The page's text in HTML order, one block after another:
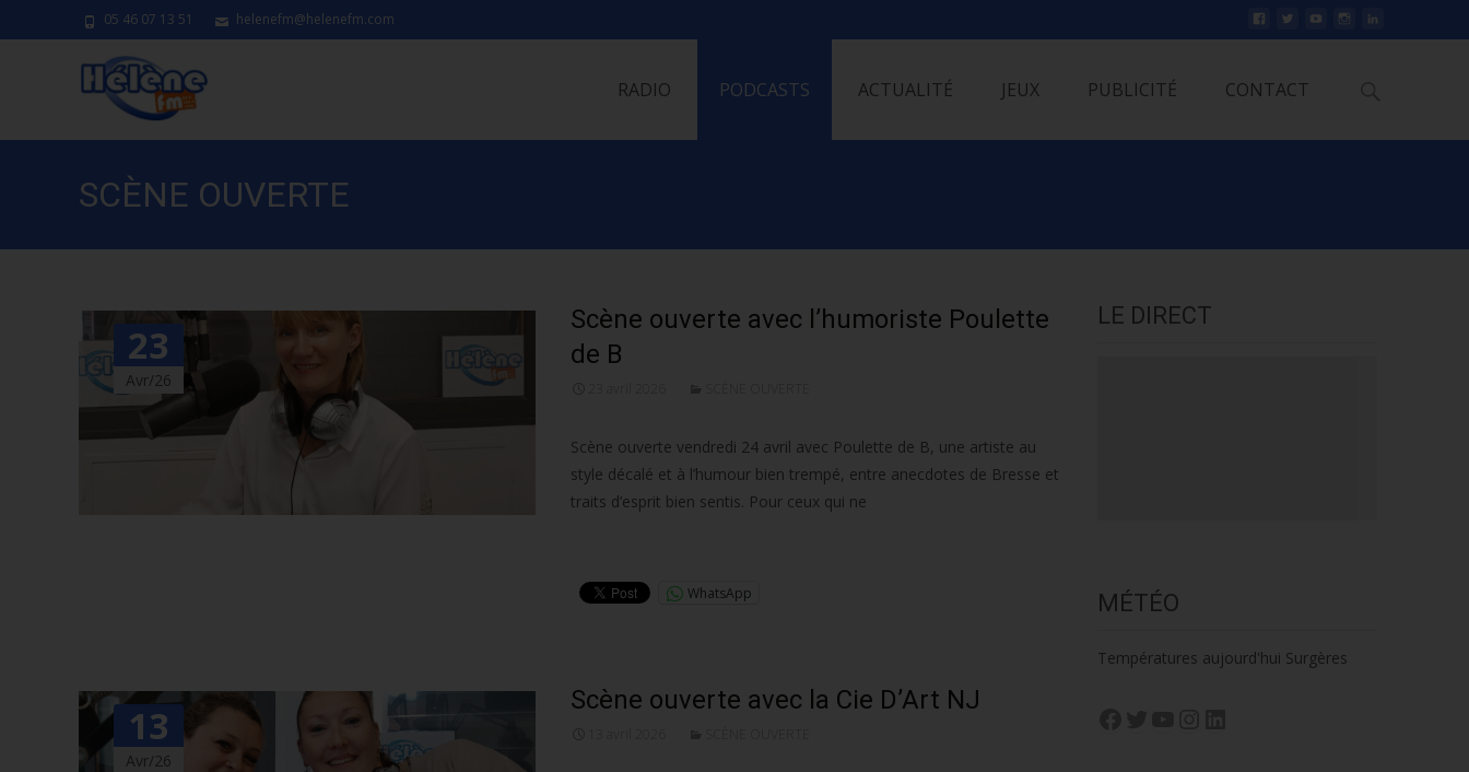
05 46 07 13 51 helenefm@helenefm.com
RADIO PODCASTS ACTUALITÉ JEUX PUBLICITÉ CONTACT
SCÈNE OUVERTE
23
Avr/26
Scène ouverte avec l’humoriste Poulette
de B
Scène ouverte vendredi 24 avril avec Poulette de B, une artiste au
style décalé et à l’humour bien trempé, entre anecdotes de Bresse et
traits d’esprit bien sentis. Pour ceux qui ne
WhatsApp
13
Avr/26
Scène ouverte avec la Cie D’Art NJ
LE DIRECT
MÉTÉO
Températures aujourd'hui Surgères